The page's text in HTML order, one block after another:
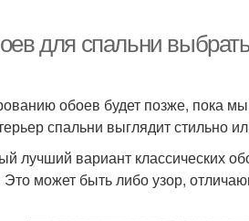
для спальни
обоев будет позже, пока
спальни выглядит стильно
лучший вариант классических
Это может быть либо узор,